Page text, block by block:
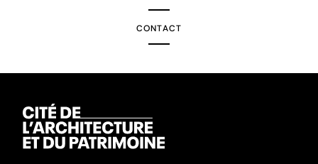
CONTACT